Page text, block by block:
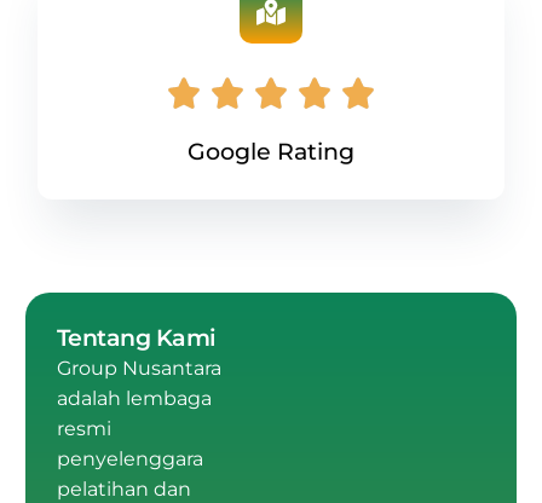
Google Rating
Tentang Kami
Group Nusantara
adalah lembaga
resmi
penyelenggara
pelatihan dan